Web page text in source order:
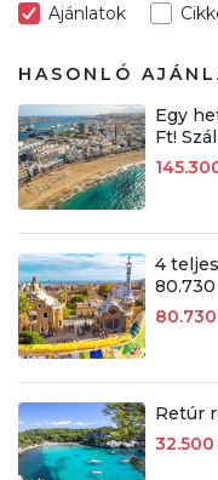
Ajánlatok
HASONLÓ
Egy
Ft!
4
Retúr
32.500